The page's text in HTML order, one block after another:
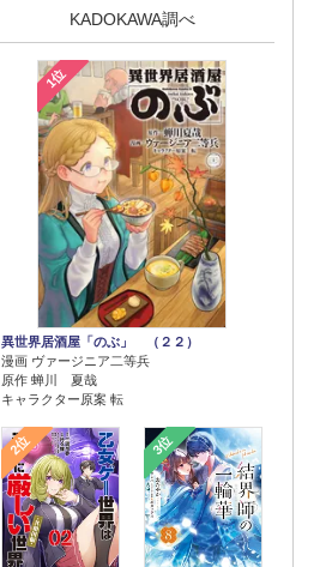
KADOKAWA調べ
1位
異世界居酒屋「のぶ」 （２２）
漫画 ヴァージニア二等兵
原作 蝉川 夏哉
キャラクター原案 転
2位 3位